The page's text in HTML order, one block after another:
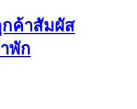
กค้าสัมผัส
พัก